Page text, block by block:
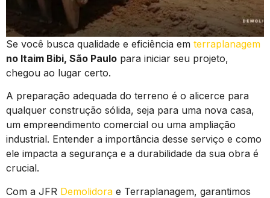
Se você busca qualidade e eficiência em terraplanagem
no Itaim Bibi, São Paulo para iniciar seu projeto,
chegou ao lugar certo.
A preparação adequada do terreno é o alicerce para
qualquer construção sólida, seja para uma nova casa,
um empreendimento comercial ou uma ampliação
industrial. Entender a importância desse serviço e como
ele impacta a segurança e a durabilidade da sua obra é
crucial.
Com a JFR Demolidora e Terraplanagem, garantimos